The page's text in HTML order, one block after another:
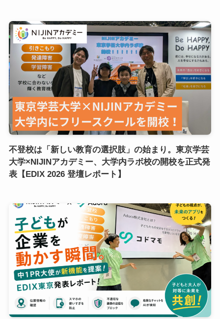
不登校は「新しい教育の選択肢」の始まり。東京学芸
大学×NIJINアカデミー、大学内ラボ校の開校を正式発
表【EDIX 2026 登壇レポート】